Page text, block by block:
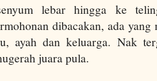
lebar hingga ke
dibacakan, ada
ayah dan keluarga. Nak
juara pula.